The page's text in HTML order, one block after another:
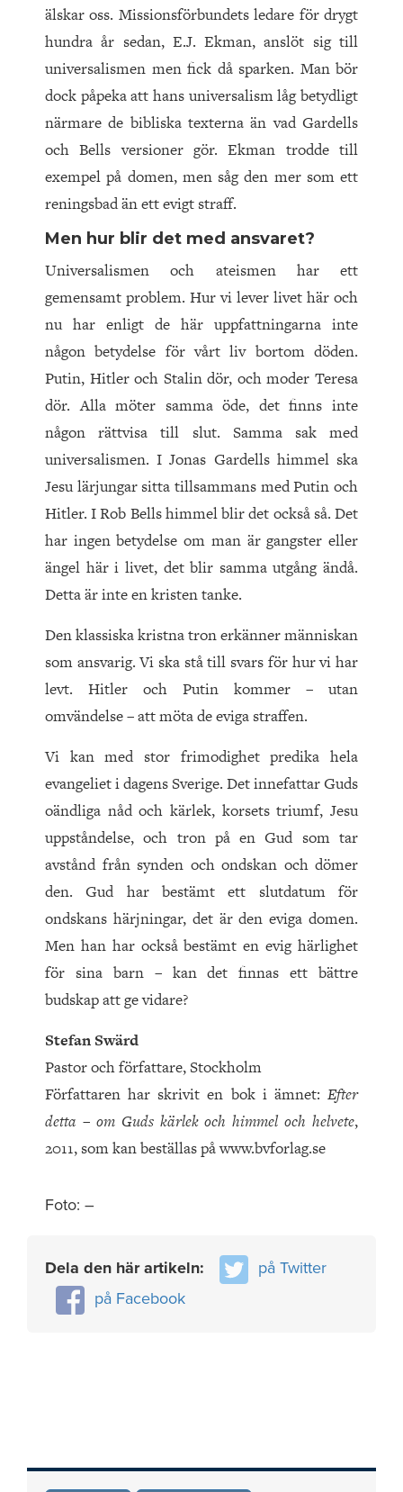
älskar oss. Missionsförbundets ledare för drygt
hundra år sedan, E.J. Ekman, anslöt sig till
universalismen men fick då sparken. Man bör
dock påpeka att hans universalism låg betydligt
närmare de bibliska texterna än vad Gardells
och Bells versioner gör. Ekman trodde till
exempel på domen, men såg den mer som ett
reningsbad än ett evigt straff.
Men hur blir det med ansvaret?
Universalismen och ateismen har ett
gemensamt problem. Hur vi lever livet här och
nu har enligt de här uppfattningarna inte
någon betydelse för vårt liv bortom döden.
Putin, Hitler och Stalin dör, och moder Teresa
dör. Alla möter samma öde, det finns inte
någon rättvisa till slut. Samma sak med
universalismen. I Jonas Gardells himmel ska
Jesu lärjungar sitta tillsammans med Putin och
Hitler. I Rob Bells himmel blir det också så. Det
har ingen betydelse om man är gangster eller
ängel här i livet, det blir samma utgång ändå.
Detta är inte en kristen tanke.
Den klassiska kristna tron erkänner människan
som ansvarig. Vi ska stå till svars för hur vi har
levt. Hitler och Putin kommer – utan
omvändelse – att möta de eviga straffen.
Vi kan med stor frimodighet predika hela
evangeliet i dagens Sverige. Det innefattar Guds
oändliga nåd och kärlek, korsets triumf, Jesu
uppståndelse, och tron på en Gud som tar
avstånd från synden och ondskan och dömer
den. Gud har bestämt ett slutdatum för
ondskans härjningar, det är den eviga domen.
Men han har också bestämt en evig härlighet
för sina barn – kan det finnas ett bättre
budskap att ge vidare?
Stefan Swärd
Pastor och författare, Stockholm
Författaren har skrivit en bok i ämnet: Efter
detta – om Guds kärlek och himmel och helvete,
2011, som kan beställas på www.bvforlag.se
Foto: –
Dela den här artikeln:
på Twitter
på Facebook